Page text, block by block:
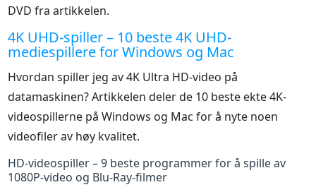
DVD fra artikkelen.
4K UHD-spiller – 10 beste 4K UHD-
mediespillere for Windows og Mac
Hvordan spiller jeg av 4K Ultra HD-video på
datamaskinen? Artikkelen deler de 10 beste ekte 4K-
videospillerne på Windows og Mac for å nyte noen
videofiler av høy kvalitet.
HD-videospiller – 9 beste programmer for å spille av
1080P-video og Blu-Ray-filmer